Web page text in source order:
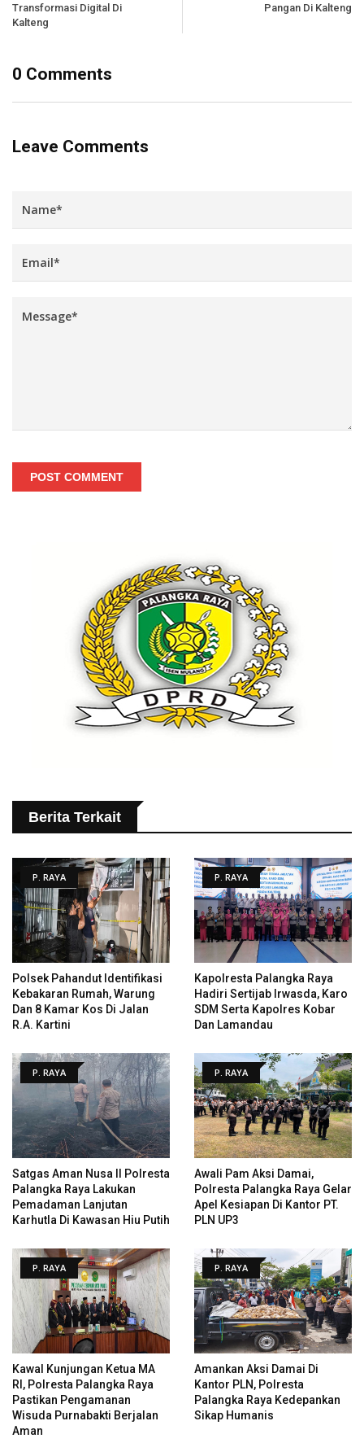
Transformasi Digital Di
Kalteng
Pangan Di Kalteng
0 Comments
Leave Comments
POST COMMENT
Berita Terkait
P. RAYA
Polsek Pahandut Identifikasi
Kebakaran Rumah, Warung
Dan 8 Kamar Kos Di Jalan
R.A. Kartini
P. RAYA
Kapolresta Palangka Raya
Hadiri Sertijab Irwasda, Karo
SDM Serta Kapolres Kobar
Dan Lamandau
P. RAYA
Satgas Aman Nusa II Polresta
Palangka Raya Lakukan
Pemadaman Lanjutan
Karhutla Di Kawasan Hiu Putih
P. RAYA
Awali Pam Aksi Damai,
Polresta Palangka Raya Gelar
Apel Kesiapan Di Kantor PT.
PLN UP3
P. RAYA
Kawal Kunjungan Ketua MA
RI, Polresta Palangka Raya
Pastikan Pengamanan
Wisuda Purnabakti Berjalan
Aman
P. RAYA
Amankan Aksi Damai Di
Kantor PLN, Polresta
Palangka Raya Kedepankan
Sikap Humanis